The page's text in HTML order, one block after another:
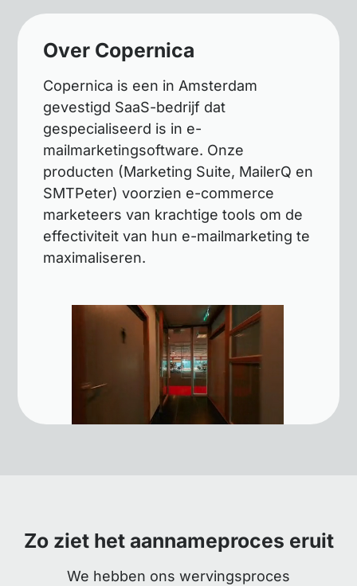
Over Copernica
Copernica is een in Amsterdam
gevestigd SaaS-bedrijf dat
gespecialiseerd is in e-
mailmarketingsoftware. Onze
producten (Marketing Suite, MailerQ en
SMTPeter) voorzien e-commerce
marketeers van krachtige tools om de
effectiviteit van hun e-mailmarketing te
maximaliseren.
Zo ziet het aannameproces eruit
We hebben ons wervingsproces